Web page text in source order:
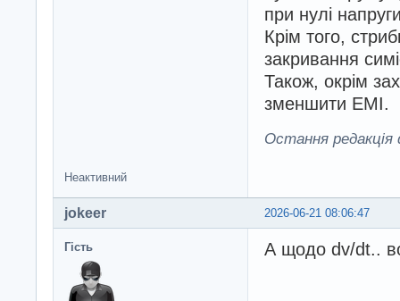
при нулі
Крім того,
закривання
Також, окрім
зменшити EMI.
Остання редакція
Неактивний
2026-06-21 08:06:47
jokeer
Гість А щодо dv/dt..